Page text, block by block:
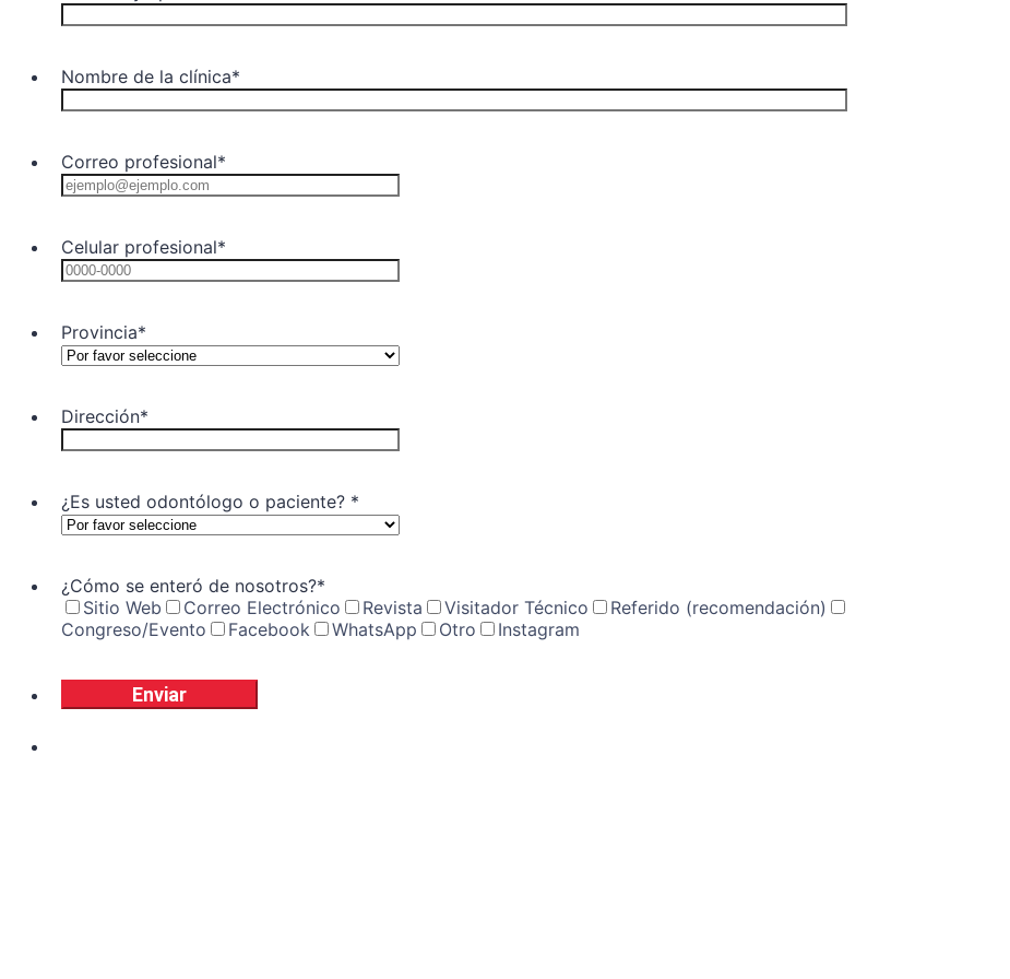
Nombre de la clínica*
Correo profesional*
Celular profesional*
Provincia*
Dirección*
¿Es usted odontólogo o paciente? *
¿Cómo se enteró de nosotros?*
Sitio Web
Correo Electrónico Revista Visitador Técnico
Referido (recomendación)
Congreso/Evento
Facebook WhatsApp Otro Instagram
Enviar